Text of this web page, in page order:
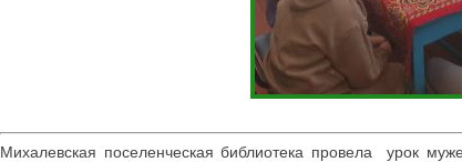
Михалевская поселенческая библиотека провела урок